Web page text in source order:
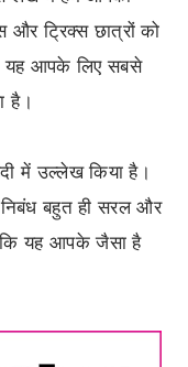
और ट्रिक्स छात्रों को
यह आपके लिए सबसे
है।
में उल्लेख किया है।
बहुत ही सरल और
यह आपके जैसा है